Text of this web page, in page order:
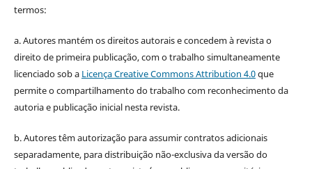
termos:
a. Autores mantém os direitos autorais e concedem à revista o
direito de primeira publicação, com o trabalho simultaneamente
licenciado sob a Licença Creative Commons Attribution 4.0que
permite o compartilhamento do trabalho com reconhecimento da
autoria e publicação inicial nesta revista.
b. Autores têm autorização para assumir contratos adicionais
separadamente, para distribuição não-exclusiva da versão do